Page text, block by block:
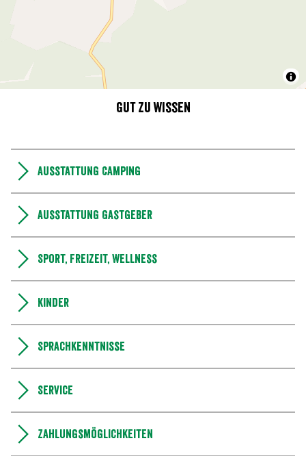
Gut zu wissen
Ausstattung Camping
Ausstattung Gastgeber
Sport, Freizeit, Wellness
Kinder
Sprachkenntnisse
Service
Zahlungsmöglichkeiten